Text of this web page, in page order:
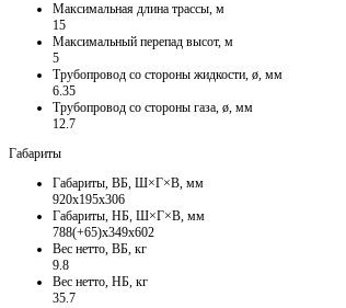
Максимальная длина трассы, м
15
Максимальный перепад высот, м
5
Трубопровод со стороны жидкости, ø, мм
6.35
Трубопровод со стороны газа, ø, мм
12.7
Габариты
Габариты, ВБ, Ш×Г×В, мм
920х195х306
Габариты, НБ, Ш×Г×В, мм
788(+65)х349х602
Вес нетто, ВБ, кг
9.8
Вес нетто, НБ, кг
35.7